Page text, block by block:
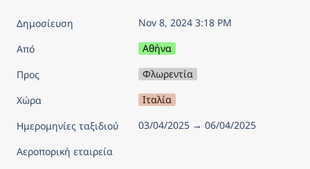
Δημοσίευση
Nov 8, 2024 3:18 PM
Από
Αθήνα
Προς
Φλωρεντία
Χώρα
Ιταλία
Ημερομηνίες ταξιδιού
03/04/2025 → 06/04/2025
Αεροπορική εταιρεία